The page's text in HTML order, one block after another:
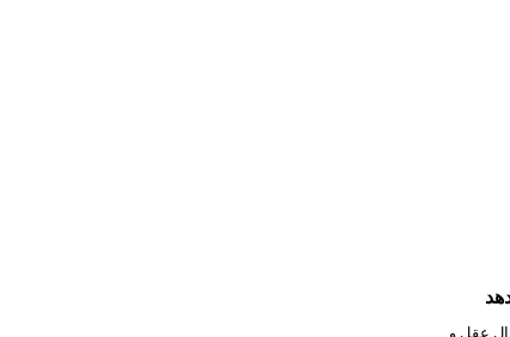
عقل و